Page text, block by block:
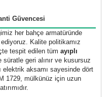
Güvencesi
her bahçe armatüründe
Kalite politikamız
tespit edilen tüm ayıplı
geri alınır ve kusursuz
aksamı sayesinde dört
1729, mülkünüz için uzun